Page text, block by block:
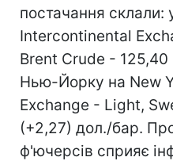
постачання склали:
Intercontinental
Brent Crude -
Нью-Йорку на New
Exchange - Light,
(+2,27) дол./бар.
ф'ючерсів сприяє